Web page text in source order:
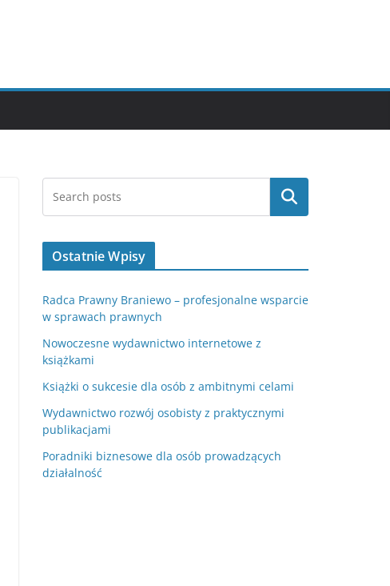
Szukaj
Ostatnie Wpisy
Radca Prawny Braniewo – profesjonalne wsparcie
w sprawach prawnych
Nowoczesne wydawnictwo internetowe z
książkami
Książki o sukcesie dla osób z ambitnymi celami
Wydawnictwo rozwój osobisty z praktycznymi
publikacjami
Poradniki biznesowe dla osób prowadzących
działalność